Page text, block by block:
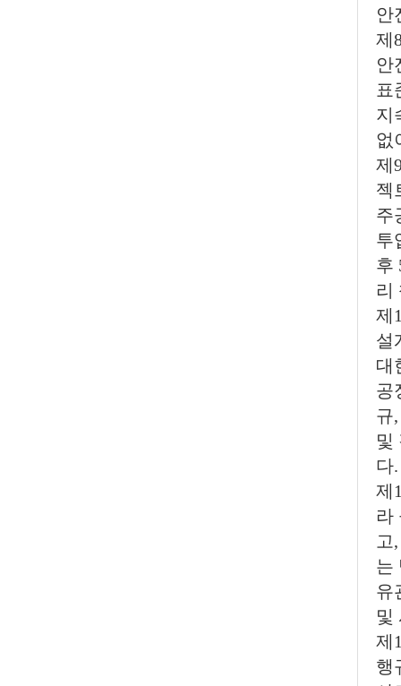
안
제
안
표
지
없
제
젝
주
투
후
리
제
설
대
공
규
및
다.
제
라
고
는
유
및
제
행